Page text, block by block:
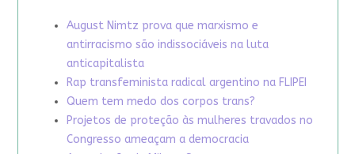
August Nimtz prova que marxismo e
antirracismo são indissociáveis na luta
anticapitalista
Rap transfeminista radical argentino na FLIPEI
Quem tem medo dos corpos trans?
Projetos de proteção às mulheres travados no
Congresso ameaçam a democracia